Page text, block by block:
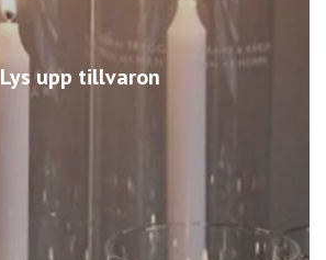
Lys upp tillvaron